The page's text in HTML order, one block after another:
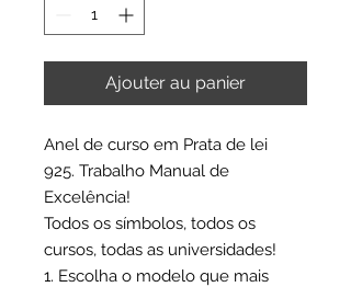
Ajouter au panier
Anel de curso em Prata de lei
925. Trabalho Manual de
Excelência!
Todos os símbolos, todos os
cursos, todas as universidades!
1. Escolha o modelo que mais